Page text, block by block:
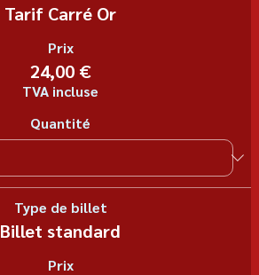
Tarif Carré Or
Prix
24,00 €
TVA incluse
Quantité
Type de billet
Billet standard
Prix